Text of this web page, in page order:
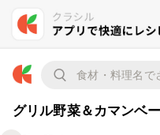
グリル野菜＆カマンベ